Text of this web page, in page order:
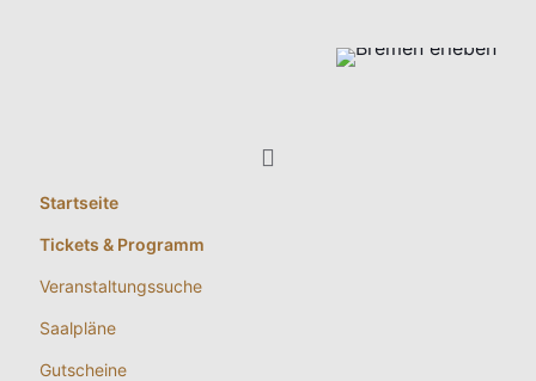
Startseite
Tickets & Programm
Veranstaltungssuche
Saalpläne
Gutscheine